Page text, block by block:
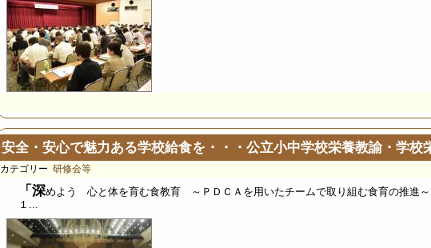
安全・安心で魅力ある学校給食を・・・公立小中学校栄養教諭・学校
カテゴリー 研修会等
「深めよう 心と体を育む食教育 ～ＰＤＣＡを用いたチームで取り組む食育の推進
１...